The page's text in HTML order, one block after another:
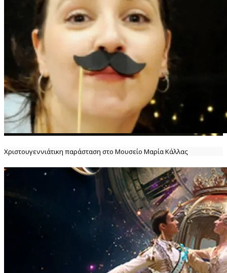
Χριστουγεννιάτικη παράσταση στο Μουσείο Μαρία Κάλλας